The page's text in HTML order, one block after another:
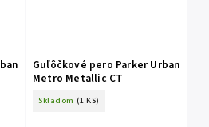
Guľôčkové pero Parker Urban
Metro Metallic CT
Skladom (1 KS)